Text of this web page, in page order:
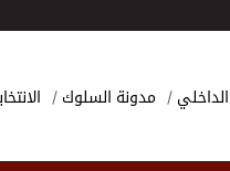
مدونة السلوك